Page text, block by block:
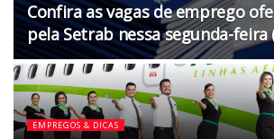
Confira as vagas de emprego
pela Setrab nessa segunda-feira
EMPREGOS & DICAS